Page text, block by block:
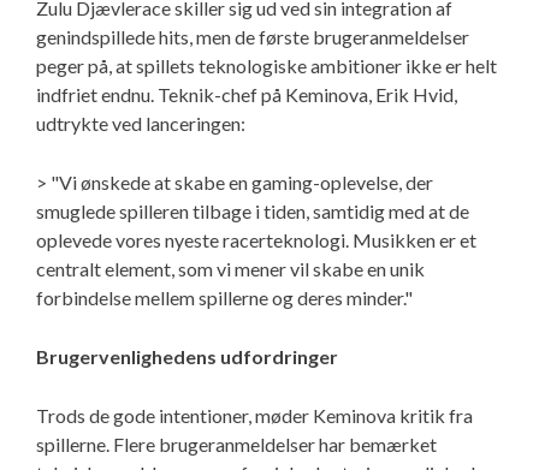
Zulu Djævlerace skiller sig ud ved sin integration af
genindspillede hits, men de første brugeranmeldelser
peger på, at spillets teknologiske ambitioner ikke er helt
indfriet endnu. Teknik-chef på Keminova, Erik Hvid,
udtrykte ved lanceringen:
> "Vi ønskede at skabe en gaming-oplevelse, der
smuglede spilleren tilbage i tiden, samtidig med at de
oplevede vores nyeste racerteknologi. Musikken er et
centralt element, som vi mener vil skabe en unik
forbindelse mellem spillerne og deres minder."
Brugervenlighedens udfordringer
Trods de gode intentioner, møder Keminova kritik fra
spillerne. Flere brugeranmeldelser har bemærket